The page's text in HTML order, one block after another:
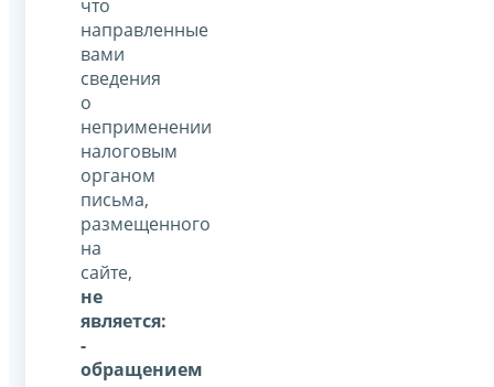
что
направленные
вами
сведения
о
неприменении
налоговым
органом
письма,
размещенного
на
сайте,
не
является:
-
обращением